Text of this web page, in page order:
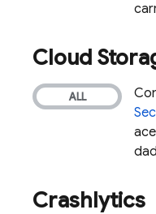
Cloud
Crashlytics